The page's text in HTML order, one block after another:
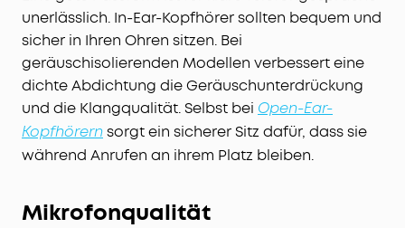
unerlässlich. In-Ear-Kopfhörer sollten bequem und
sicher in Ihren Ohren sitzen. Bei
geräuschisolierenden Modellen verbessert eine
dichte Abdichtung die Geräuschunterdrückung
und die Klangqualität. Selbst bei Open-Ear-
Kopfhörern sorgt ein sicherer Sitz dafür, dass sie
während Anrufen an ihrem Platz bleiben.
Mikrofonqualität